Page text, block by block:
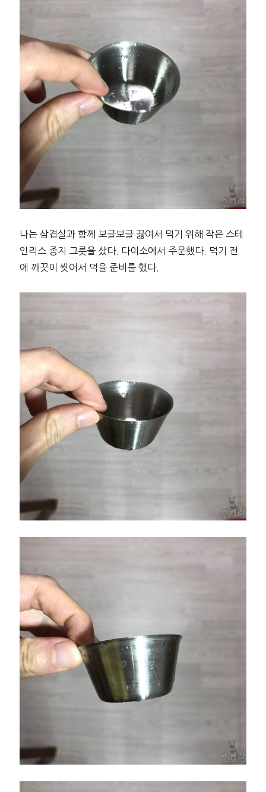
나는 삼겹살과 함께 보글보글 끓여서 먹기 위해 작은 스테
인리스 종지 그릇을 샀다. 다이소에서 주문했다. 먹기 전
에 깨끗이 씻어서 먹을 준비를 했다.